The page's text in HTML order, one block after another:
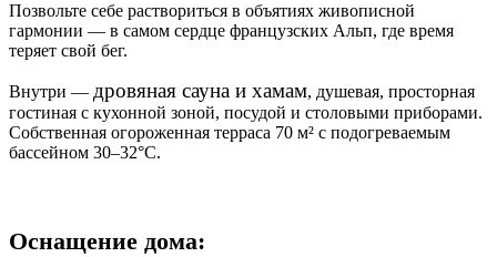
Позвольте себе раствориться в объятиях живописной
гармонии — в самом сердце французских Альп, где время
теряет свой бег.
Внутри — дровяная сауна и хамам, душевая, просторная
гостиная с кухонной зоной, посудой и столовыми приборами.
Собственная огороженная терраса 70 м² с подогреваемым
бассейном 30–32°C.
Оснащение дома: